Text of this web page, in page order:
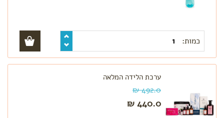
לפי צורך
והקלת
הלידה
אווירה
בחדר
לידה
וחיזוק
צירים
כמות:
ערכת הלידה המלאה
492.0 ₪
440.0 ₪